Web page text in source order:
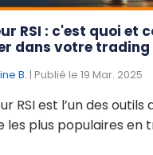
RSI : c'est quoi et
dans votre trading
B. | Publié le 19 Mar. 2025
RSI est l’un des outils
les plus populaires en